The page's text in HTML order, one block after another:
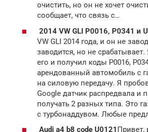
очистить, но он не хочет
сообщает, что связь с…
2014 VW GLI P0016, P0341 и
VW GLI 2014 года, и он не
заводится, но не
его и получил коды P0016,
арендованный автомобиль с
на силовую передачу. Я
Google датчик распредвала и
получать 2 разных типа. Это
с турбонаддувом. Любые
Audi a4 b8 code U0121 Привет,